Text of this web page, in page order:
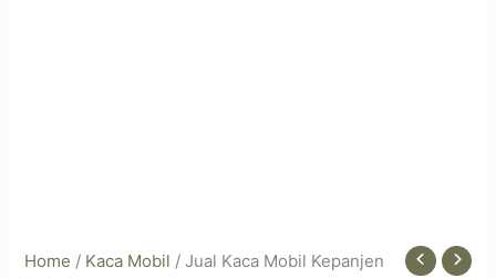
Home / Kaca Mobil / Jual Kaca Mobil Kepanjen